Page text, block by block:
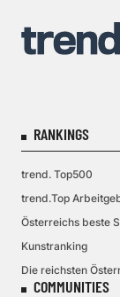
RANKINGS
trend. Top500
trend.Top
Österreichs beste
Kunstranking
Die reichsten
COMMUNITIES